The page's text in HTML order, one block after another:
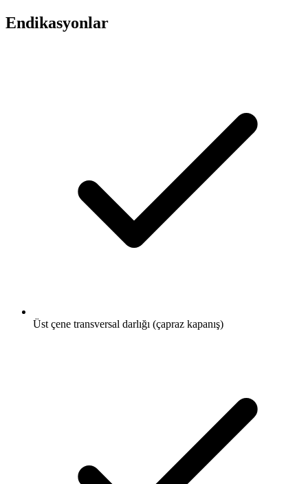
Endikasyonlar
Üst çene transversal darlığı (çapraz kapanış)